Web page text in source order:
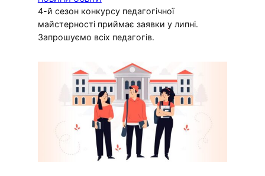
4-й сезон конкурсу педагогічної
майстерності приймає заявки у липні.
Запрошуємо всіх педагогів.